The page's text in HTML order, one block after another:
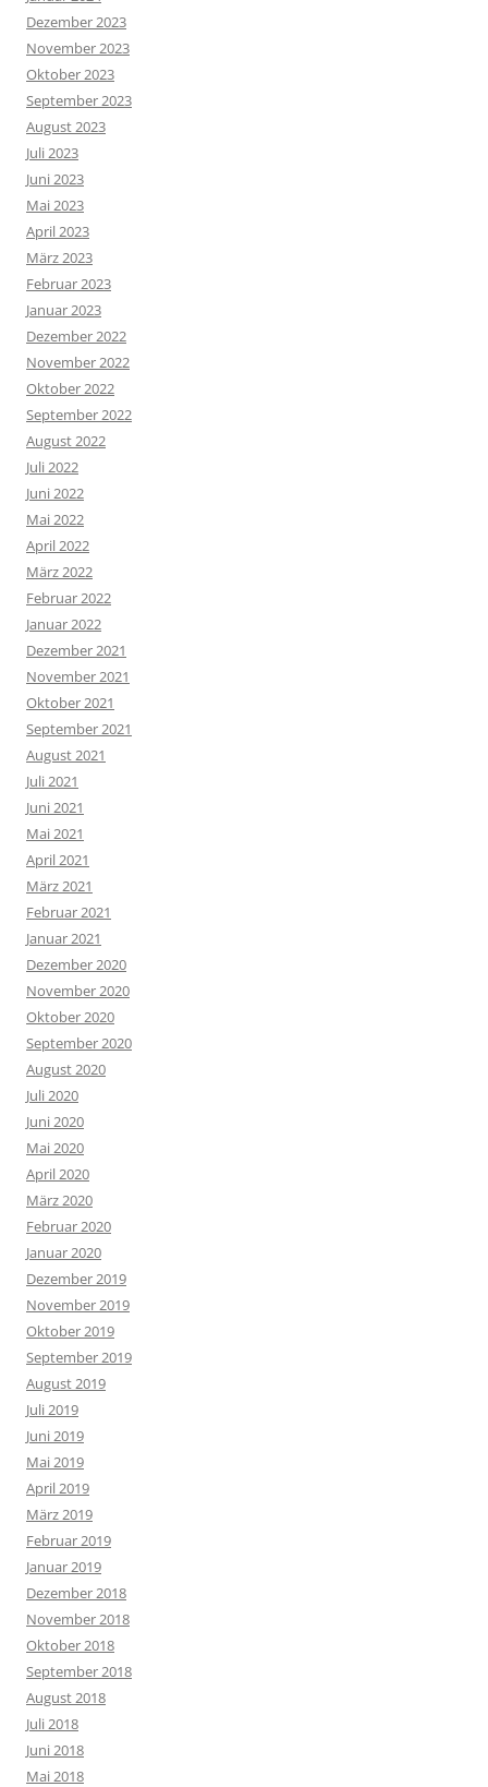
Dezember 2023
November 2023
Oktober 2023
September 2023
August 2023
Juli 2023
Juni 2023
Mai 2023
April 2023
März 2023
Februar 2023
Januar 2023
Dezember 2022
November 2022
Oktober 2022
September 2022
August 2022
Juli 2022
Juni 2022
Mai 2022
April 2022
März 2022
Februar 2022
Januar 2022
Dezember 2021
November 2021
Oktober 2021
September 2021
August 2021
Juli 2021
Juni 2021
Mai 2021
April 2021
März 2021
Februar 2021
Januar 2021
Dezember 2020
November 2020
Oktober 2020
September 2020
August 2020
Juli 2020
Juni 2020
Mai 2020
April 2020
März 2020
Februar 2020
Januar 2020
Dezember 2019
November 2019
Oktober 2019
September 2019
August 2019
Juli 2019
Juni 2019
Mai 2019
April 2019
März 2019
Februar 2019
Januar 2019
Dezember 2018
November 2018
Oktober 2018
September 2018
August 2018
Juli 2018
Juni 2018
Mai 2018